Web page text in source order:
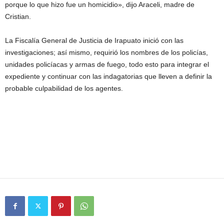
porque lo que hizo fue un homicidio», dijo Araceli, madre de
Cristian.
La Fiscalía General de Justicia de Irapuato inició con las
investigaciones; así mismo, requirió los nombres de los policías,
unidades policíacas y armas de fuego, todo esto para integrar el
expediente y continuar con las indagatorias que lleven a definir la
probable culpabilidad de los agentes.